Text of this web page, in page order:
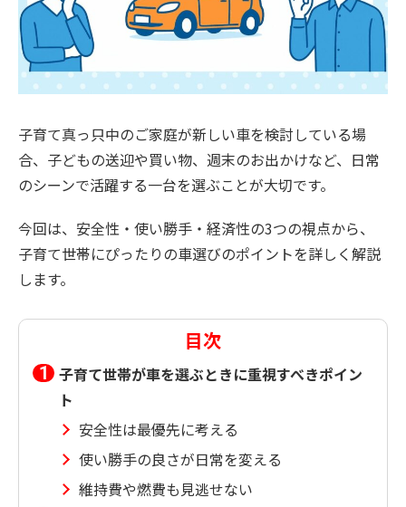
子育て真っ只中のご家庭が新しい車を検討している場
合、子どもの送迎や買い物、週末のお出かけなど、日常
のシーンで活躍する一台を選ぶことが大切です。
今回は、安全性・使い勝手・経済性の3つの視点から、
子育て世帯にぴったりの車選びのポイントを詳しく解説
します。
目次
子育て世帯が車を選ぶときに重視すべきポイン
ト
安全性は最優先に考える
使い勝手の良さが日常を変える
維持費や燃費も見逃せない